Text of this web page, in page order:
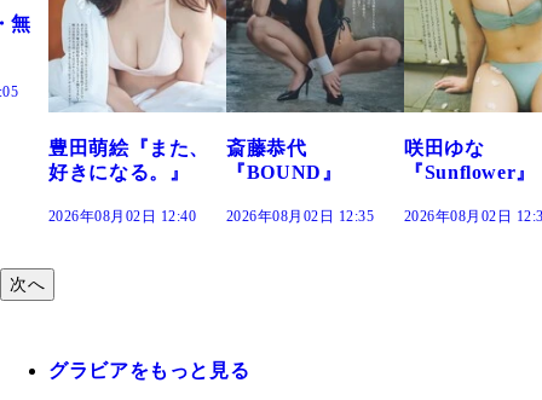
豊田萌絵『また、
好きになる。』
2026年08月02日 12:40
斎藤恭代
『BOUND』
2026年08月02日 12:35
咲田ゆな
『Sunflower』
2026年08月02日
無
次へ
グラビアをもっと見る